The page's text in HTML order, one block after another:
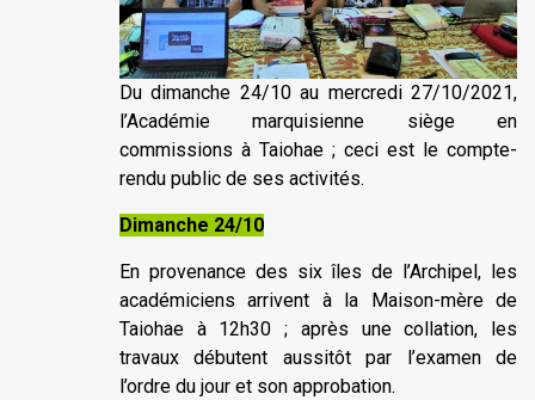
Du dimanche 24/10 au mercredi 27/10/2021,
l’Académie marquisienne siège en
commissions à Taiohae ; ceci est le compte-
rendu public de ses activités.
Dimanche 24/10
En provenance des six îles de l’Archipel, les
académiciens arrivent à la Maison-mère de
Taiohae à 12h30 ; après une collation, les
travaux débutent aussitôt par l’examen de
l’ordre du jour et son approbation.